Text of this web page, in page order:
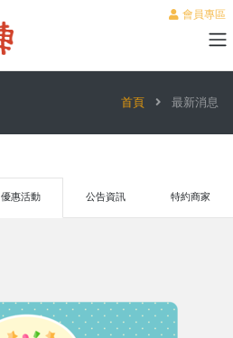
會員專區
首頁 最新消息
優惠活動 公告資訊 特約商家